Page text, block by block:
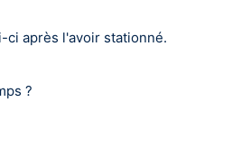
ci après l'avoir stationné.
?